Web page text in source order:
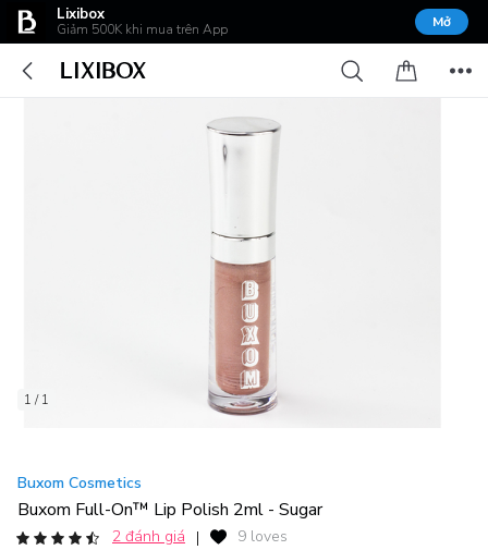
Lixibox
Giảm 500K khi mua trên App Mở
1 / 1
Buxom Cosmetics
Buxom Full-On™ Lip Polish 2ml - Sugar
2 đánh giá | 9 loves